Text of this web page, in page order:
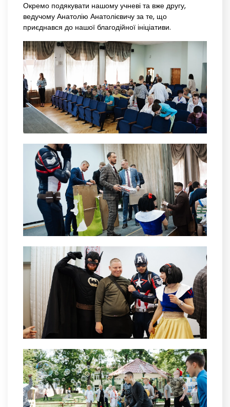
Окремо подякувати нашому учневі та вже другу,
ведучому Анатолію Анатолієвичу за те, що
приєднався до нашої благодійної ініціативи.